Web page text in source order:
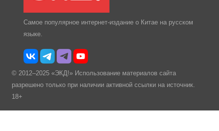
Самое популярное интернет-издание о Китае на русском
языке.
© 2012–2025 «ЭКД!» Использование материалов сайта
разрешено только при наличии активной ссылки на источник.
18+